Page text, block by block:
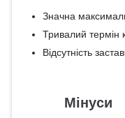
Значна
Тривалий термін
Відсутність
Мінуси